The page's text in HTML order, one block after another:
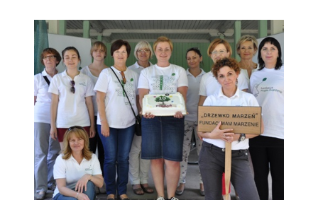
z telewizorem. Dzięki hojności i szczodrym
sercom festiwalowych gości udało nam się
zebrać 1061,81zł,[...]